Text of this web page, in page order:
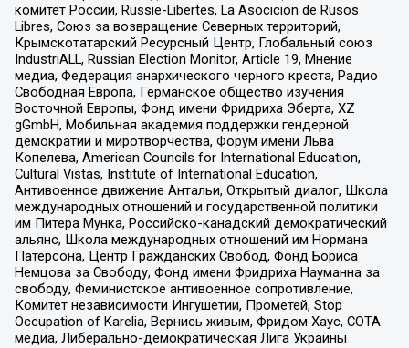
комитет России, Russie-Libertes, La Asocicion de Rusos
Libres, Союз за возвращение Северных территорий,
Крымскотатарский Ресурсный Центр, Глобальный союз
IndustriALL, Russian Election Monitor, Article 19, Мнение
медиа, Федерация анархического черного креста, Радио
Свободная Европа, Германское общество изучения
Восточной Европы, Фонд имени Фридриха Эберта, XZ
gGmbH, Мобильная академия поддержки гендерной
демократии и миротворчества, Форум имени Льва
Копелева, American Councils for International Education,
Cultural Vistas, Institute of International Education,
Антивоенное движение Антальи, Открытый диалог, Школа
международных отношений и государственной политики
им Питера Мунка, Российско-канадский демократический
альянс, Школа международных отношений им Нормана
Патерсона, Центр Гражданских Свобод, Фонд Бориса
Немцова за Свободу, Фонд имени Фридриха Науманна за
свободу, Феминистское антивоенное сопротивление,
Комитет независимости Ингушетии, Прометей, Stop
Occupation of Karelia, Вернись живым, Фридом Хаус, СОТА
медиа, Либерально-демократическая Лига Украины